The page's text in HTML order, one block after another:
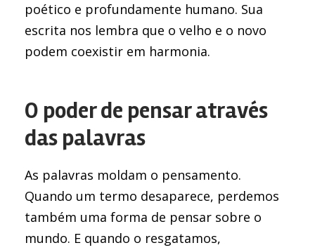
poético e profundamente humano. Sua
escrita nos lembra que o velho e o novo
podem coexistir em harmonia.
O poder de pensar através
das palavras
As palavras moldam o pensamento.
Quando um termo desaparece, perdemos
também uma forma de pensar sobre o
mundo. E quando o resgatamos,